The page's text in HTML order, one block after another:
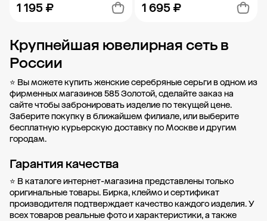
1 195 ₽
Добавить в корзину
1 695 ₽
Добавить в корзину
Крупнейшая ювелирная сеть в
России
⭐ Вы можете купить женские серебряные серьги в одном из
фирменных магазинов 585 Золотой, сделайте заказ на
сайте чтобы забронировать изделие по текущей цене.
Заберите покупку вближайшем филиале, или выберите
бесплатную курьерскую доставку по Москве и другим
городам.
Гарантия качества
⭐ В каталоге интернет-магазина представлены только
оригинальные товары. Бирка, клеймо и сертификат
производителя подтверждает качество каждого изделия. У
всех товаров реальные фото и характеристики, а также